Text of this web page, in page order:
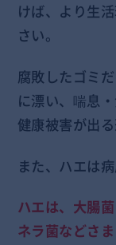
けば、より生
さい。
腐敗したゴミ
に漂い、喘息
健康被害が出
また、ハエは
ハエは、大腸
ネラ菌などさ